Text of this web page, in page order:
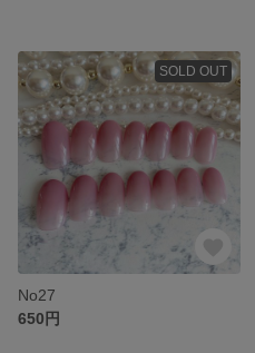
SOLD OUT
No27
650円